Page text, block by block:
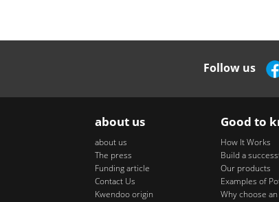
Follow us
about us
about us
The press
Funding article
Contact Us
Kwendoo origin
Good to
How It Works
Build a
Our products
Examples of
Why choose